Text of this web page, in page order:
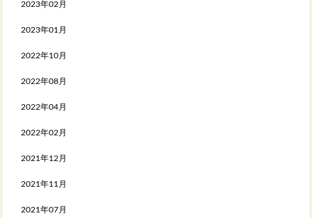
2023年02月
2023年01月
2022年10月
2022年08月
2022年04月
2022年02月
2021年12月
2021年11月
2021年07月